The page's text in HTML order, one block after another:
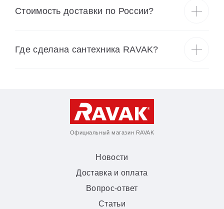
Cтоимость доставки по России?
Где сделана сантехника RAVAK?
Официальный магазин RAVAK
Новости
Доставка и оплата
Вопрос-ответ
Статьи